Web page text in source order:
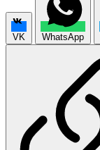
VK WhatsApp